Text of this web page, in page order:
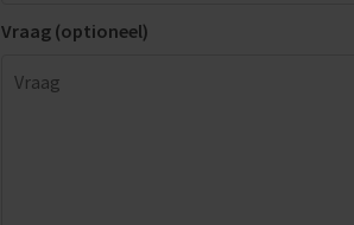
Vraag (optioneel)